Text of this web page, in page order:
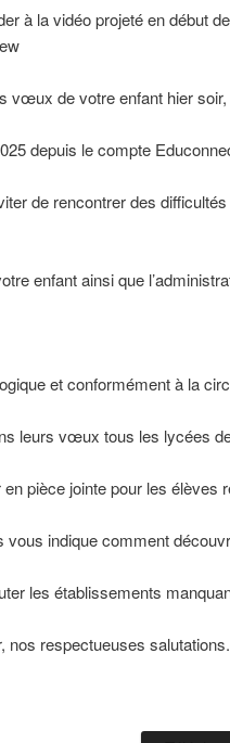
à la vidéo projeté en début
vœux de votre enfant hier
depuis le compte
de rencontrer des
enfant ainsi que
et conformément à la
leurs vœux tous les lycées
pièce jointe pour les élèves
vous indique comment
les établissements
nos respectueuses salutations.